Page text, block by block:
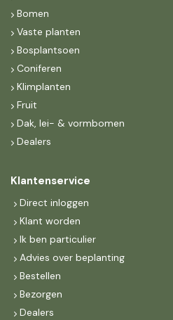
Bomen
Vaste planten
Bosplantsoen
Coniferen
Klimplanten
Fruit
Dak, lei- & vormbomen
Dealers
Klantenservice
Direct inloggen
Klant worden
Ik ben particulier
Advies over beplanting
Bestellen
Bezorgen
Dealers